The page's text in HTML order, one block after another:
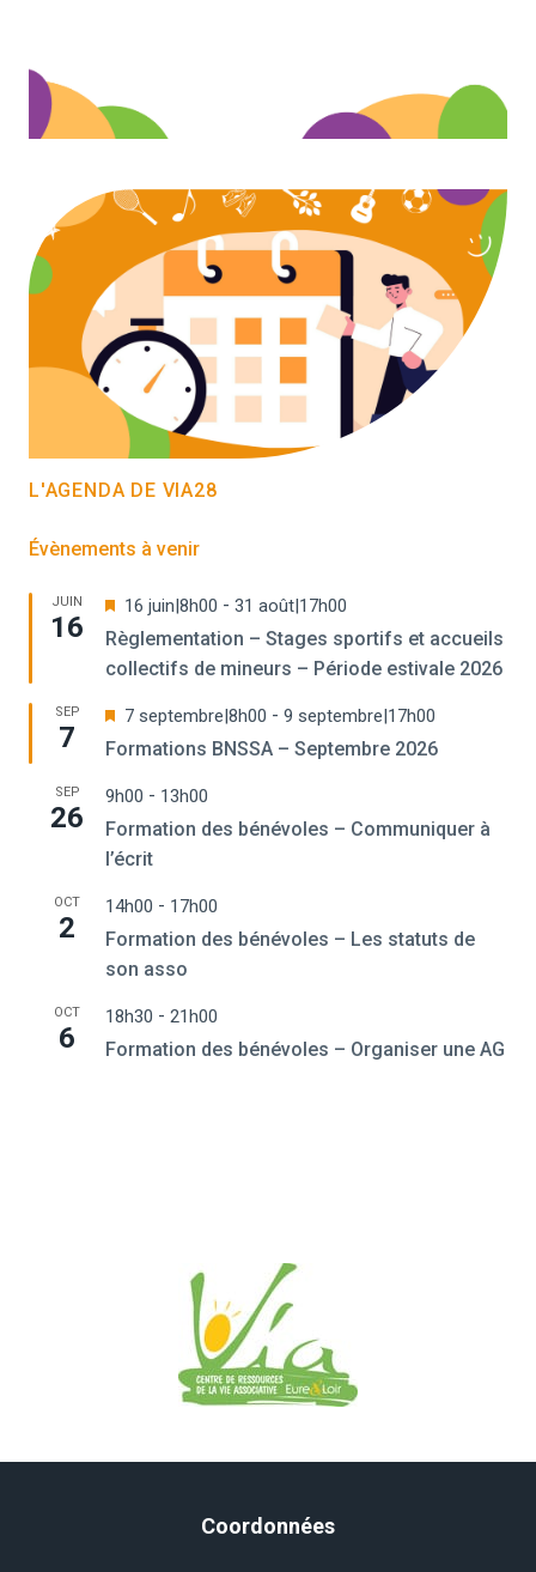
L'AGENDA DE VIA28
Évènements à venir
JUIN
16
Mis
en
avant
16 juin|8h00 - 31 août|17h00
Règlementation – Stages sportifs et accueils
collectifs de mineurs – Période estivale 2026
SEP
7
Mis
avant
7 septembre|8h00 - 9 septembre|17h00
Formations BNSSA – Septembre 2026
SEP
26
9h00 - 13h00
Formation des bénévoles – Communiquer à
l’écrit
OCT
2
14h00 - 17h00
Formation des bénévoles – Les statuts de
son asso
OCT
6
18h30 - 21h00
Formation des bénévoles – Organiser une AG
Coordonnées